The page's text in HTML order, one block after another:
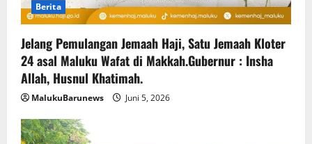
Berita
Jelang Pemulangan Jemaah Haji, Satu Jemaah Kloter
24 asal Maluku Wafat di Makkah.Gubernur : Insha
Allah, Husnul Khatimah.
MalukuBarunews Juni 5, 2026